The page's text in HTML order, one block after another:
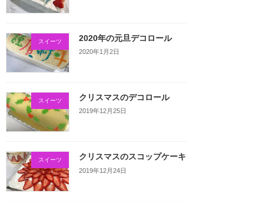
スイーツ 2020年の元旦デコロール
2020年1月2日
スイーツ クリスマスのデコロール
2019年12月25日
スイーツ クリスマスのスコップケーキ
2019年12月24日